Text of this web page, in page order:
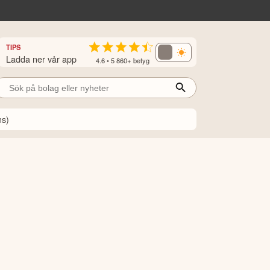
TIPS
Ladda ner vår app 4.6 • 5 860+ betyg